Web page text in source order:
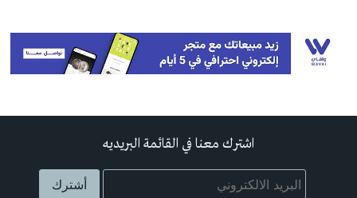
اشترك معنا في القائمة البريديه